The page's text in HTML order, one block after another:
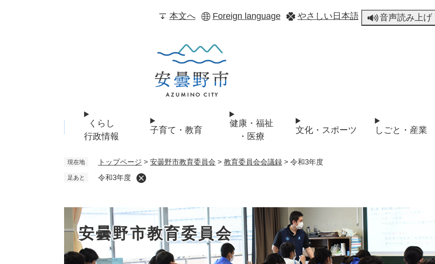
本文へ Foreign language やさしい日本語 音声読み上げ
くらし
行政情報
子育て・教育
健康・福祉
・医療
文化・スポーツ しごと・産業
現在地 トップページ > 安曇野市教育委員会 > 教育委員会会議録 > 令和3年度
足あと 令和3年度
安曇野市教育委員会